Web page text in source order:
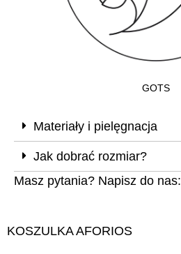
GOTS
Materiały i pielęgnacja
Jak dobrać rozmiar?
Masz pytania? Napisz do nas:
KOSZULKA AFORIOS